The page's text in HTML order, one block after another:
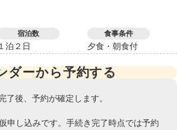
宿泊数
泊２日
食事条件
夕食・朝食付
ダーから予約する
了後、予約が確定します。
申し込みです。手続き完了時点では予約